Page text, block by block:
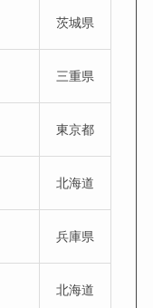
茨城県
三重県
東京都
北海道
兵庫県
北海道